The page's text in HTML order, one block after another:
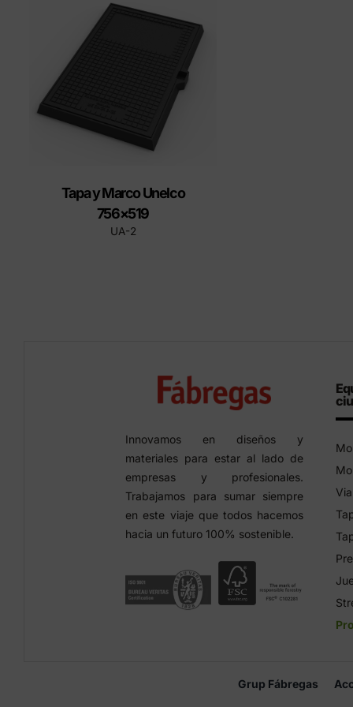
Tapa y Marco Unelco
756×519
UA-2
Innovamos en diseños y
materiales para estar al lado de
empresas y profesionales.
Trabajamos para sumar siempre
en este viaje que todos hacemos
hacia un futuro 100% sostenible.
Grup Fábregas